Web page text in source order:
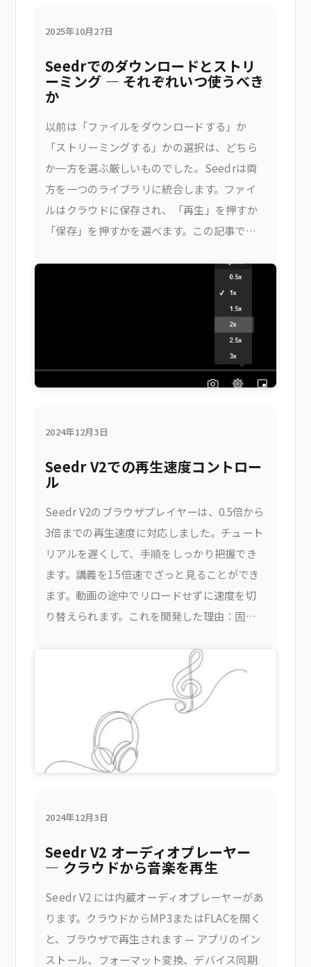
2025年10月27日
Seedrでのダウンロードとストリ
ーミング — それぞれいつ使うべき
か
以前は「ファイルをダウンロードする」か
「ストリーミングする」かの選択は、どちら
か一方を選ぶ厳しいものでした。Seedrは両
方を一つのライブラリに統合します。ファイ
ルはクラウドに保存され、「再生」を押すか
「保存」を押すかを選べます。この記事で
2024年12月3日
Seedr V2での再生速度コントロー
ル
Seedr V2のブラウザプレイヤーは、0.5倍から
3倍までの再生速度に対応しました。チュート
リアルを遅くして、手順をしっかり把握でき
ます。講義を1.5倍速でざっと見ることができ
ます。動画の途中でリロードせずに速度を切
り替えられます。これを開発した理由：固定
況で手間がかかります。・チュートリアルと
2024年12月3日
Seedr V2 オーディオプレーヤー
— クラウドから音楽を再生
Seedr V2 には内蔵オーディオプレーヤーがあ
ります。クラウドからMP3またはFLACを開く
と、ブラウザで再生されます — アプリのイン
ストール、フォーマット変換、デバイス同期